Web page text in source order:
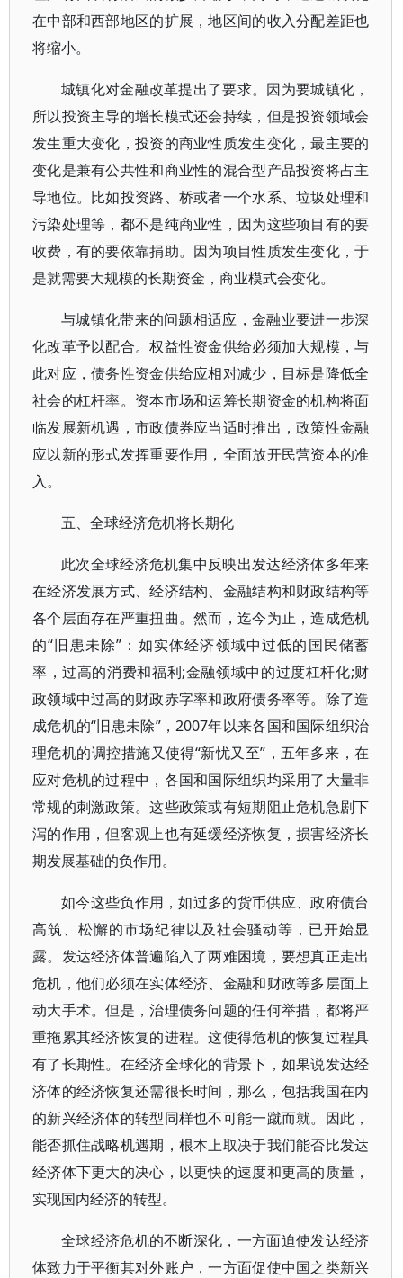
在中部和西部地区的扩展，地区间的收入分配差距也
将缩小。
城镇化对金融改革提出了要求。因为要城镇化，
所以投资主导的增长模式还会持续，但是投资领域会
发生重大变化，投资的商业性质发生变化，最主要的
变化是兼有公共性和商业性的混合型产品投资将占主
导地位。比如投资路、桥或者一个水系、垃圾处理和
污染处理等，都不是纯商业性，因为这些项目有的要
收费，有的要依靠捐助。因为项目性质发生变化，于
是就需要大规模的长期资金，商业模式会变化。
与城镇化带来的问题相适应，金融业要进一步深
化改革予以配合。权益性资金供给必须加大规模，与
此对应，债务性资金供给应相对减少，目标是降低全
社会的杠杆率。资本市场和运筹长期资金的机构将面
临发展新机遇，市政债券应当适时推出，政策性金融
应以新的形式发挥重要作用，全面放开民营资本的准
入。
五、全球经济危机将长期化
此次全球经济危机集中反映出发达经济体多年来
在经济发展方式、经济结构、金融结构和财政结构等
各个层面存在严重扭曲。然而，迄今为止，造成危机
的“旧患未除”：如实体经济领域中过低的国民储蓄
率，过高的消费和福利;金融领域中的过度杠杆化;财
政领域中过高的财政赤字率和政府债务率等。除了造
成危机的“旧患未除”，2007年以来各国和国际组织治
理危机的调控措施又使得“新忧又至”，五年多来，在
应对危机的过程中，各国和国际组织均采用了大量非
常规的刺激政策。这些政策或有短期阻止危机急剧下
泻的作用，但客观上也有延缓经济恢复，损害经济长
期发展基础的负作用。
如今这些负作用，如过多的货币供应、政府债台
高筑、松懈的市场纪律以及社会骚动等，已开始显
露。发达经济体普遍陷入了两难困境，要想真正走出
危机，他们必须在实体经济、金融和财政等多层面上
动大手术。但是，治理债务问题的任何举措，都将严
重拖累其经济恢复的进程。这使得危机的恢复过程具
有了长期性。在经济全球化的背景下，如果说发达经
济体的经济恢复还需很长时间，那么，包括我国在内
的新兴经济体的转型同样也不可能一蹴而就。因此，
能否抓住战略机遇期，根本上取决于我们能否比发达
经济体下更大的决心，以更快的速度和更高的质量，
实现国内经济的转型。
全球经济危机的不断深化，一方面迫使发达经济
体致力于平衡其对外账户，一方面促使中国之类新兴